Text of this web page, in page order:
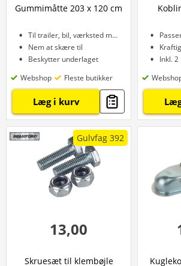
Gummimåtte 203 x 120 cm
Til trailer, bil, værksted m.m.
Nem at skære til
Beskytter underlaget
Webshop
Fleste butikker
Læg i kurv
Inkl.
Gulvfag 392
13,00
Skruesæt til klembøjle